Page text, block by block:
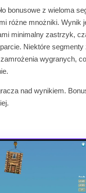
bonusowe z wieloma
różne mnożniki. Wynik
minimalny zastrzyk,
Niektóre segmenty
wygranych,
nad wynikiem.